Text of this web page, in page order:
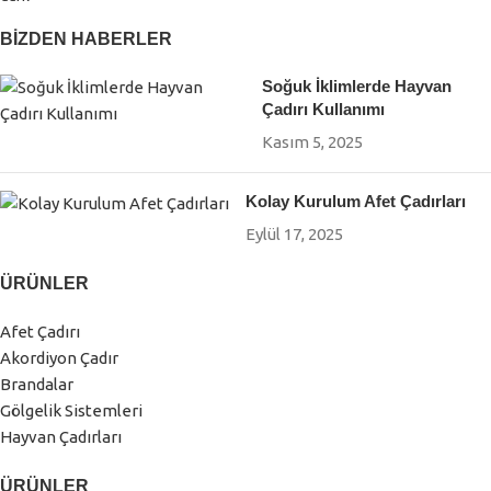
Hayvanları zorlu hava koşullarından koruyan, güneşten
etkilenmeyen nefes alabilir yapı.
Hayvan sağlığı için ideal hava sirkülasyonu sağlar, iç
mekanda temiz hava akımı oluşturur.
Modüler ve Taşınabilir Sistem:
sökülüp farklı alana kurulabilir.
Hayvan Çadırı Kullanım Alanları
Hayvan çadırları büyükbaş, küçükbaş, ve tavuk kümes çadırı
BIZDEN HABERLER
Soğuk İklimlerde Hayvan
Çadırı Kullanımı
Kasım 5, 2025
Kolay Kurulum Afet Çadırları
Eylül 17, 2025
ÜRÜNLER
Afet Çadırı
Akordiyon Çadır
Brandalar
Gölgelik Sistemleri
Hayvan Çadırları
ÜRÜNLER